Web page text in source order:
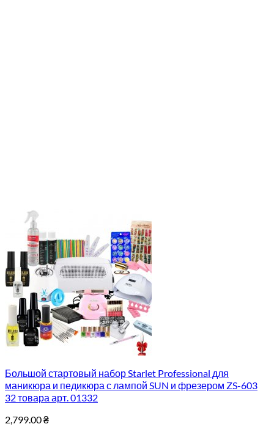
Большой стартовый набор Starlet Professional для
маникюра и педикюра с лампой SUN и фрезером ZS-603
32 товара арт. 01332
2,799.00₴